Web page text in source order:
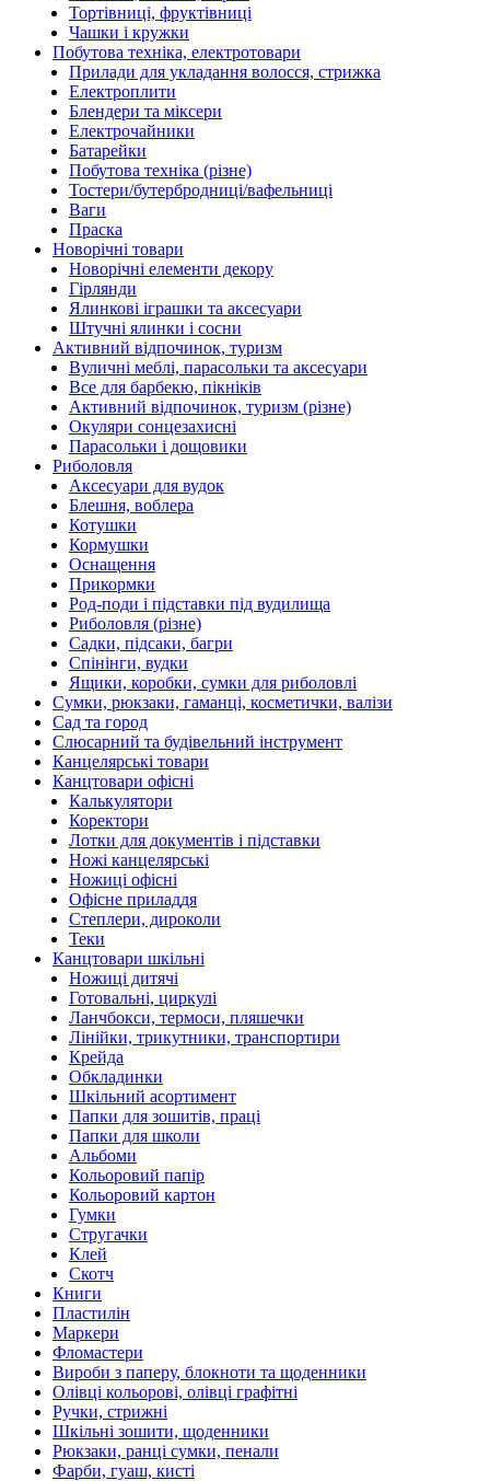
Тортівниці, фруктівниці
Чашки і кружки
Побутова техніка, електротовари
Прилади для укладання волосся, стрижка
Електроплити
Блендери та міксери
Електрочайники
Батарейки
Побутова техніка (різне)
Тостери/бутербродниці/вафельниці
Ваги
Праска
Новорічні товари
Новорічні елементи декору
Гірлянди
Ялинкові іграшки та аксесуари
Штучні ялинки і сосни
Активний відпочинок, туризм
Вуличні меблі, парасольки та аксесуари
Все для барбекю, пікніків
Активний відпочинок, туризм (різне)
Окуляри сонцезахисні
Парасольки і дощовики
Риболовля
Аксесуари для вудок
Блешня, воблера
Котушки
Кормушки
Оснащення
Прикормки
Род-поди і підставки під вудилища
Риболовля (різне)
Садки, підсаки, багри
Спінінги, вудки
Ящики, коробки, сумки для риболовлі
Сумки, рюкзаки, гаманці, косметички, валізи
Сад та город
Слюсарний та будівельний інструмент
Канцелярські товари
Канцтовари офісні
Калькулятори
Коректори
Лотки для документів і підставки
Ножі канцелярські
Ножиці офісні
Офісне приладдя
Степлери, дироколи
Теки
Канцтовари шкільні
Ножиці дитячі
Готовальні, циркулі
Ланчбокси, термоси, пляшечки
Лінійки, трикутники, транспортири
Крейда
Обкладинки
Шкільний асортимент
Папки для зошитів, праці
Папки для школи
Альбоми
Кольоровий папір
Кольоровий картон
Гумки
Стругачки
Клей
Скотч
Книги
Пластилін
Маркери
Фломастери
Вироби з паперу, блокноти та щоденники
Олівці кольорові, олівці графітні
Ручки, стрижні
Шкільні зошити, щоденники
Рюкзаки, ранці сумки, пенали
Фарби, гуаш, кисті